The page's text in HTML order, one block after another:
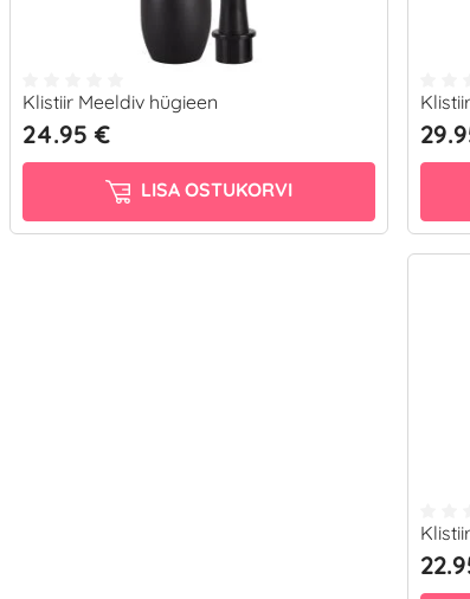
Klistiir Meeldiv hügieen
24.95 €
LISA OSTUKORVI
Klistiir